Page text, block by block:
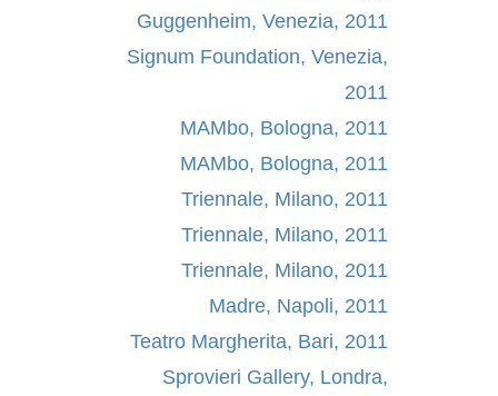
Guggenheim, Venezia, 2011
Signum Foundation, Venezia,
2011
MAMbo, Bologna, 2011
MAMbo, Bologna, 2011
Triennale, Milano, 2011
Triennale, Milano, 2011
Triennale, Milano, 2011
Madre, Napoli, 2011
Teatro Margherita, Bari, 2011
Sprovieri Gallery, Londra,